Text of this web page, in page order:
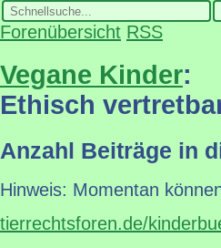
Forenübersicht RSS
Vegane Kinder:
Ethisch
Anzahl Beiträge in
Hinweis: Momentan
tierrechtsforen.de/